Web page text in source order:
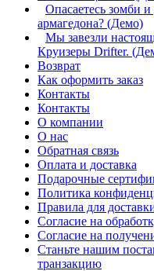
Опасаетесь зомби
армагедона? (Демо)
Мы завезли
Круизеры Drifter.
Возврат
Как оформить заказ
Контакты
Контакты
О компании
О нас
Обратная связь
Оплата и доставка
Подарочные
Политика
Правила для
Согласие на
Согласие на
Станьте нашим
транзакцию